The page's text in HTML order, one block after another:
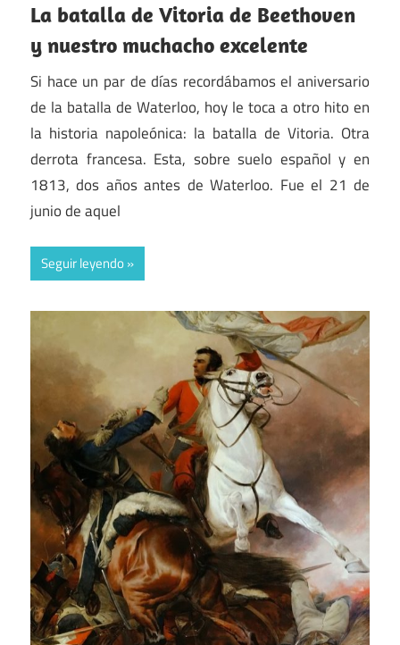
La batalla de Vitoria de Beethoven
y nuestro muchacho excelente
Si hace un par de días recordábamos el aniversario
de la batalla de Waterloo, hoy le toca a otro hito en
la historia napoleónica: la batalla de Vitoria. Otra
derrota francesa. Esta, sobre suelo español y en
1813, dos años antes de Waterloo. Fue el 21 de
junio de aquel
Seguir leyendo